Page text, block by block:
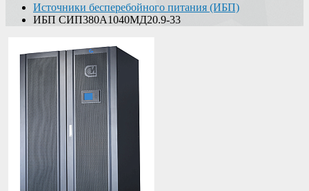
Источники бесперебойного питания (ИБП)
ИБП СИП380А1040МД20.9-33